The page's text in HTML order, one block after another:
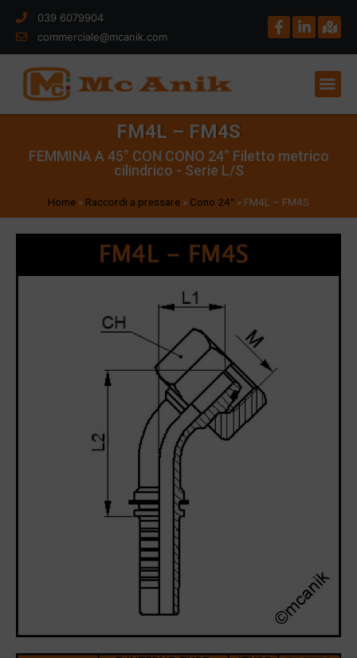
039 6079904
commerciale@mcanik.com
FM4L – FM4S
FEMMINA A 45° CON CONO 24° Filetto metrico
cilindrico - Serie L/S
Home » Raccordi a pressare » Cono 24° » FM4L – FM4S